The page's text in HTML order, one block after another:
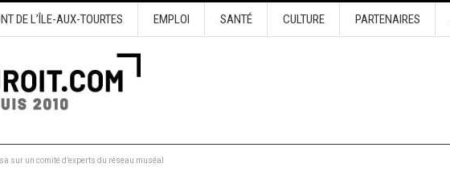
DE L’ÎLE-AUX-TOURTES EMPLOI SANTÉ CULTURE PARTENAIRES
sur un comité d’experts du réseau muséal